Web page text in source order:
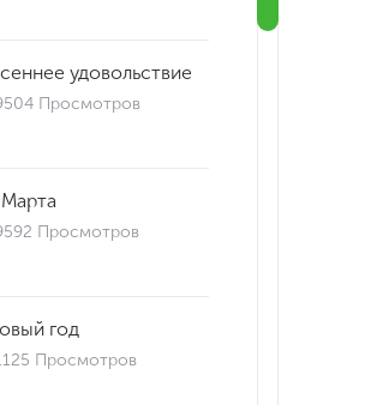
удовольствие
Просмотров
Просмотров
год
Просмотров